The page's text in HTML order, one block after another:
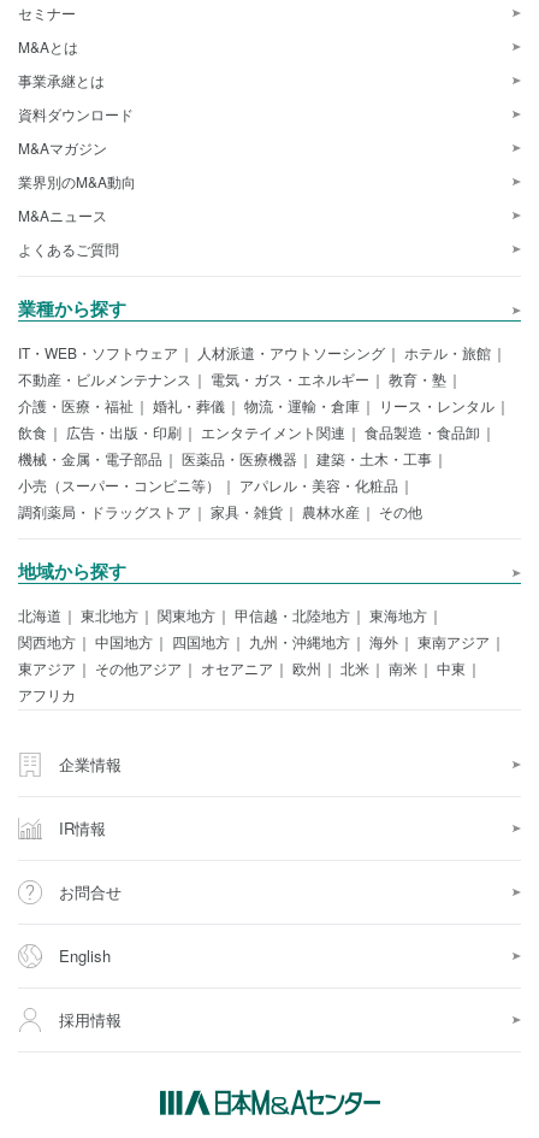
セミナー
M&Aとは
事業承継とは
資料ダウンロード
M&Aマガジン
業界別のM&A動向
M&Aニュース
よくあるご質問
業種から探す
IT・WEB・ソフトウェア 人材派遣・アウトソーシング
ホテル・旅館
不動産・ビルメンテナンス
電気・ガス・エネルギー
教育・塾
介護・医療・福祉
婚礼・葬儀 物流・運輸・倉庫
リース・レンタル
飲食
広告・出版・印刷 エンタテイメント関連
食品製造・食品卸
機械・金属・電子部品
医薬品・医療機器
建築・土木・工事
小売（スーパー・コンビニ等）
アパレル・美容・化粧品
調剤薬局・ドラッグストア
家具・雑貨 農林水産 その他
地域から探す
北海道 東北地方 関東地方 甲信越・北陸地方
東海地方
関西地方
中国地方 四国地方 九州・沖縄地方 海外
東南アジア
東アジア
その他アジア オセアニア 欧州 北米 南米
中東
アフリカ
企業情報
IR情報
お問合せ
English
採用情報